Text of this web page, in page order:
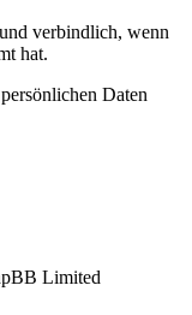
verbindlich, wenn
hat.
Daten
Limited